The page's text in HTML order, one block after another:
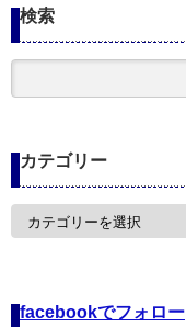
検索
カテゴリー
facebookでフォロー